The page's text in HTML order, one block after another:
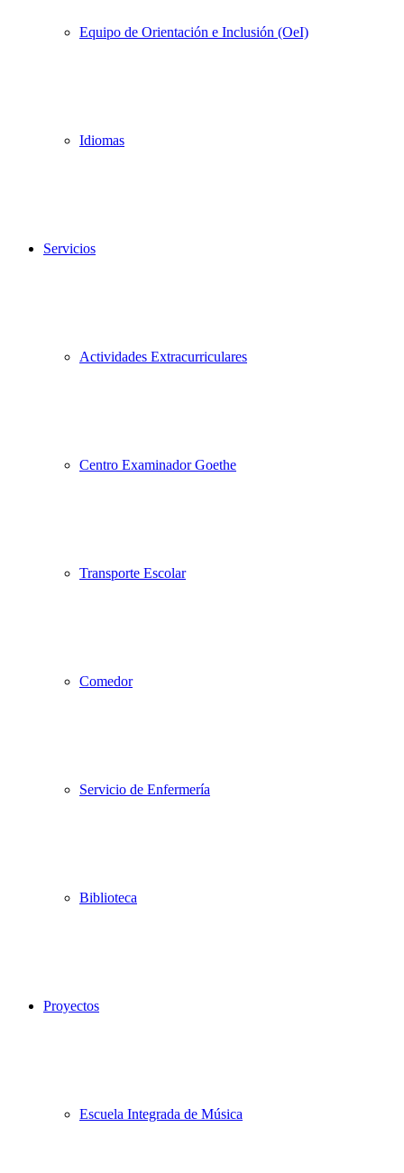
Equipo de Orientación e Inclusión (OeI)
Idiomas
Servicios
Actividades Extracurriculares
Centro Examinador Goethe
Transporte Escolar
Comedor
Servicio de Enfermería
Biblioteca
Proyectos
Escuela Integrada de Música